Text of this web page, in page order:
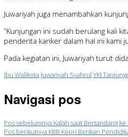
Juwariyah juga menambahkan
“Kunjungan ini sudah berulang kali
penderita kanker dalam hal ini kami
Pada kegiatan ini, Juwariyah turut
Ibu Walikota Juwariyah Syahrul YKI
Navigasi pos
Pos sebelumnya Kalah saat Bertandang
Pos berikutnya KBB Kepri Berikan